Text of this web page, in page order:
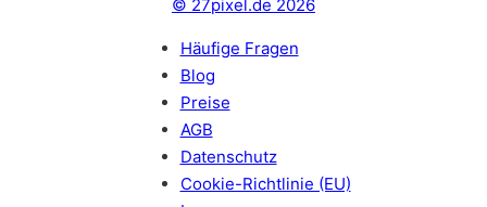
© 27pixel.de 2026
Häufige Fragen
Blog
Preise
AGB
Datenschutz
Cookie-Richtlinie (EU)